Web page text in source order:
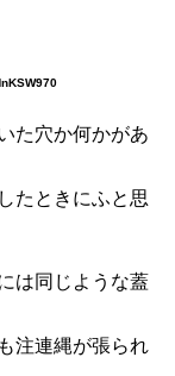
た穴か何かがあ
たときにふと思
は同じような蓋
注連縄が張られ